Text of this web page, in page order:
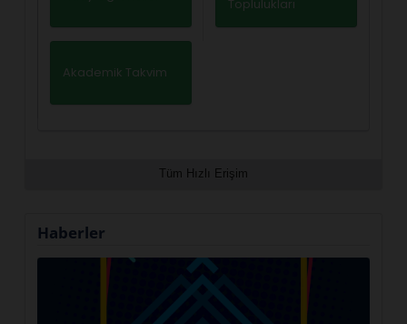
Toplulukları
Akademik Takvim
Tüm Hızlı Erişim
Haberler